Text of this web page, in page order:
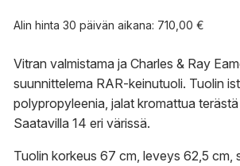
Alin hinta 30 päivän aikana: 710,00 €
Vitran valmistama ja Charles & Ray
suunnittelema RAR-keinutuoli. Tuolin
polypropyleenia, jalat kromattua
Saatavilla 14 eri värissä.
Tuolin korkeus 67 cm, leveys 62,5 cm,